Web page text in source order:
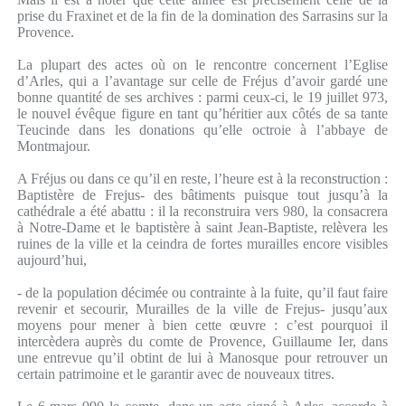
prise du Fraxinet et de la fin de la domination des Sarrasins sur la
Provence.
La plupart des actes où on le rencontre concernent l’Eglise
d’Arles, qui a l’avantage sur celle de Fréjus d’avoir gardé une
bonne quantité de ses archives : parmi ceux-ci, le 19 juillet 973,
le nouvel évêque figure en tant qu’héritier aux côtés de sa tante
Teucinde dans les donations qu’elle octroie à l’abbaye de
Montmajour.
A Fréjus ou dans ce qu’il en reste, l’heure est à la reconstruction :
Baptistère de Frejus- des bâtiments puisque tout jusqu’à la
cathédrale a été abattu : il la reconstruira vers 980, la consacrera
à Notre-Dame et le baptistère à saint Jean-Baptiste, relèvera les
ruines de la ville et la ceindra de fortes murailles encore visibles
aujourd’hui,
- de la population décimée ou contrainte à la fuite, qu’il faut faire
revenir et secourir, Murailles de la ville de Frejus- jusqu’aux
moyens pour mener à bien cette œuvre : c’est pourquoi il
intercèdera auprès du comte de Provence, Guillaume Ier, dans
une entrevue qu’il obtint de lui à Manosque pour retrouver un
certain patrimoine et le garantir avec de nouveaux titres.